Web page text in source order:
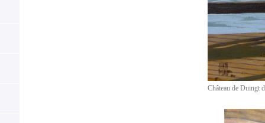
Château de Duingt